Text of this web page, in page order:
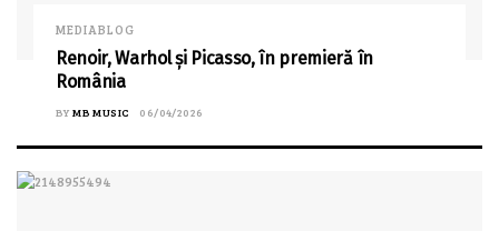
MEDIABLOG
Renoir, Warhol și Picasso, în premieră în
România
BY MB MUSIC 06/04/2026